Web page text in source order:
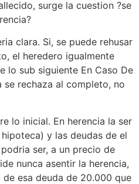
surge la cuestion ?se
clara. Si, se puede rehusar
el heredero igualmente
lo sub siguiente En Caso De
se rechaza al completo, no
lo inicial. En herencia la ser
y las deudas de el
ser, a un precio de
nunca asentir la herencia,
esa deuda de 20.000 que